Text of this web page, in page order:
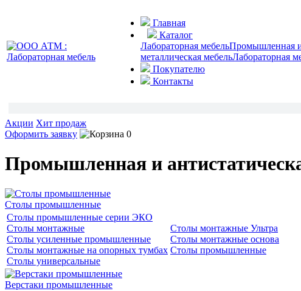
Главная
Каталог
Лабораторная мебельПромышленная и
металлическая мебельЛабораторная
Покупателю
Контакты
Акции Хит продаж
Оформить заявку
0
Промышленная и
Столы промышленные
Столы промышленные серии ЭКО
Столы монтажные
Столы усиленные промышленные
Столы монтажные на опорных тумбах
Столы универсальные
Столы монтажные Ультра
Столы монтажные основа
Столы промышленные
Верстаки промышленные